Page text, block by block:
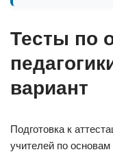
Тесты по
вариант
Подготовка к
учителей по основам